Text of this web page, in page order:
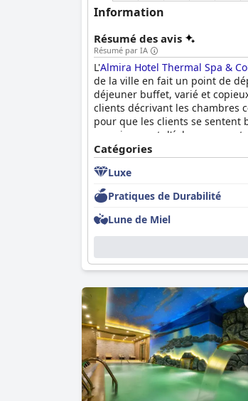
Information
Résumé des avis
Résumé par IA
L'Almira Hotel Thermal Spa &
de la ville en fait un point de
déjeuner buffet, varié et
clients décrivant les chambres
pour que les clients se sentent
ce qui permet d'échapper au
pour les enfants et
Hotel Thermal Spa &
et une escapade romantique
Catégories
Luxe
Pratiques de Durabilité
Lune de Miel